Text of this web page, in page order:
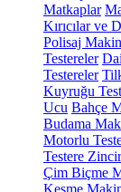
Matkaplar
Kırıcılar ve
Polisaj
Testereler
Testereler
Kuyruğu
Ucu Bahçe
Budama
Motorlu
Testere
Çim Biçme
Kesme